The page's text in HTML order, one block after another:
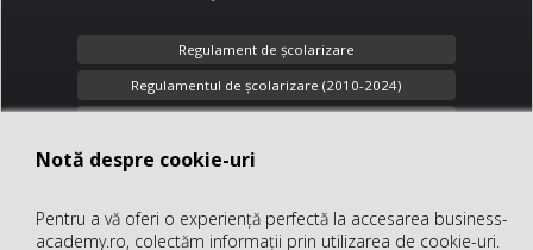
Notă despre cookie-uri
Pentru a vă oferi o experiență perfectă la accesarea business-
academy.ro, colectăm informații prin utilizarea de cookie-uri.
Regulament de şcolarizare
Regulamentul de școlarizare (2010-2024)
Confidenţialitate
office@business-academy.ro
Notă despre cookie-uri
Pentru a vă oferi o experiență perfectă la accesarea business-
academy.ro, colectăm informații prin utilizarea de cookie-uri.